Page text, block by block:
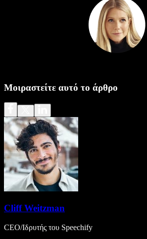
Μοιραστείτε αυτό το άρθρο
Cliff Weitzman
CEO/Ιδρυτής του Speechify